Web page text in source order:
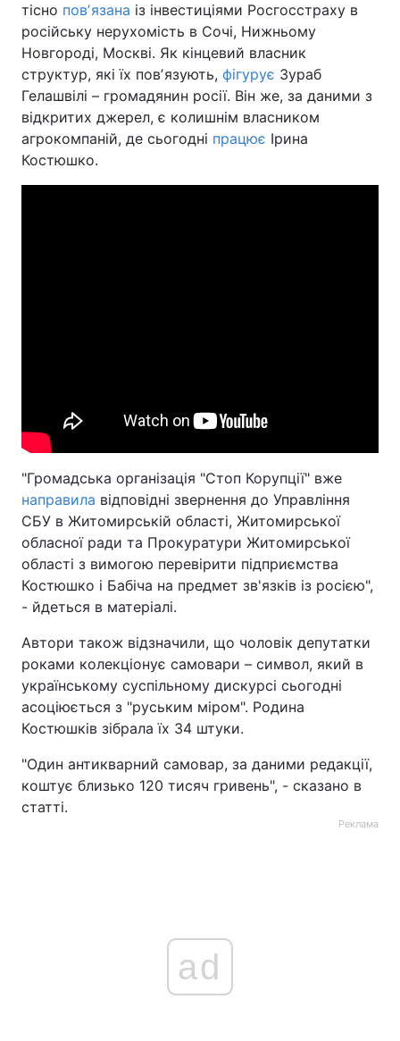
тісно повʼязана із інвестиціями Росгосстраху в
російську нерухомість в Сочі, Нижньому
Новгороді, Москві. Як кінцевий власник
структур, які їх повʼязують, фігурує Зураб
Гелашвілі – громадянин росії. Він же, за даними з
відкритих джерел, є колишнім власником
агрокомпаній, де сьогодні працює Ірина
Костюшко.
"Громадська організація "Стоп Корупції" вже
направила відповідні звернення до Управління
СБУ в Житомирській області, Житомирської
обласної ради та Прокуратури Житомирської
області з вимогою перевірити підприємства
Костюшко і Бабіча на предмет зв'язків із росією",
- йдеться в матеріалі.
Автори також відзначили, що чоловік депутатки
роками колекціонує самовари – символ, який в
українському суспільному дискурсі сьогодні
асоціюється з "руським міром". Родина
Костюшків зібрала їх 34 штуки.
"Один антикварний самовар, за даними редакції,
коштує близько 120 тисяч гривень", - сказано в
статті.
Реклама
ad